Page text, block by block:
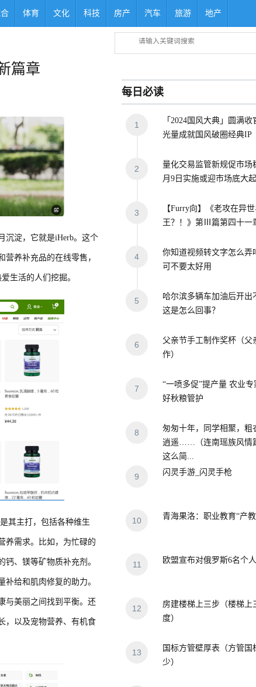
体育 文化 科技 房产 汽车 旅游 地产
篇章
沉淀，它就是iHerb。这个
养补充品的在线零售，
生活的人们挖掘。
其主打，包括各种维生
养需求。比如，为忙碌的
钙、镁等矿物质补充剂。
给和肌肉修复的助力。
与美丽之间找到平衡。还
，以及宠物营养、有机食
每日必读
1
「2024国风大典」圆满
光量成就国风破圈经典IP
2
量化交易监管新规促市场
月9日实施或迎市场底大
3
【Furry向】《老攻在异
王？！》第Ⅲ篇第四十一
4
你知道视频转文字怎么弄
可不要太好用
5
哈尔滨多辆车加油后开出
这是怎么回事？
6
父亲节手工制作奖杯（父
作）
7
“一喷多促”提产量 农业
好秋粮管护
8
匆匆十年，同学相聚，粗
逍遥……（连南瑶族风情
这么简...
9 闪灵手游_闪灵手枪
10 青海果洛：职业教育“产
11 欧盟宣布对俄罗斯6名个
12
房建楼梯上三步（楼梯上
度）
13
国标方管壁厚表（方管国
少）